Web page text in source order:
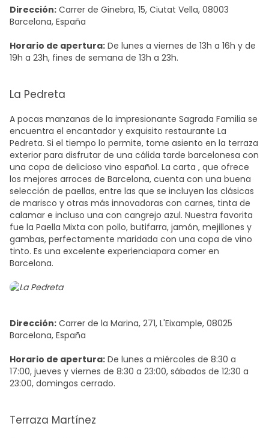
Dirección: Carrer de Ginebra, 15, Ciutat Vella, 08003
Barcelona, España
Horario de apertura: De lunes a viernes de 13h a 16h y de
19h a 23h, fines de semana de 13h a 23h.
La Pedreta
A pocas manzanas de la impresionante Sagrada Familia se
encuentra el encantador y exquisito restaurante La
Pedreta. Si el tiempo lo permite, tome asiento en la terraza
exterior para disfrutar de una cálida tarde barcelonesa con
una copa de delicioso vino español. La carta , que ofrece
los mejores arroces de Barcelona, cuenta con una buena
selección de paellas, entre las que se incluyen las clásicas
de marisco y otras más innovadoras con carnes, tinta de
calamar e incluso una con cangrejo azul. Nuestra favorita
fue la Paella Mixta con pollo, butifarra, jamón, mejillones y
gambas, perfectamente maridada con una copa de vino
tinto. Es una excelente experienciapara comer en
Barcelona.
Dirección: Carrer de la Marina, 271, L'Eixample, 08025
Barcelona, España
Horario de apertura: De lunes a miércoles de 8:30 a
17:00, jueves y viernes de 8:30 a 23:00, sábados de 12:30 a
23:00, domingos cerrado.
Terraza Martínez